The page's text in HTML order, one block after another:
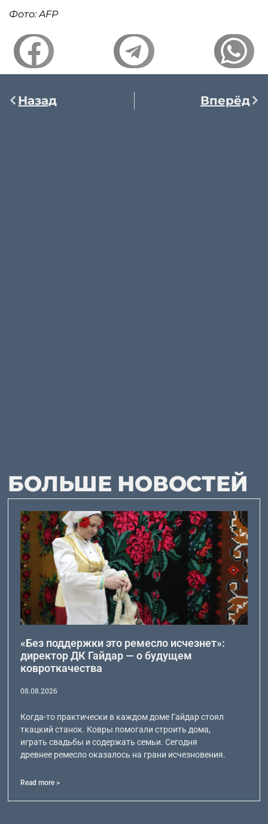
Фото: AFP
Назад Вперёд
БОЛЬШЕ НОВОСТЕЙ
«Без поддержки это ремесло исчезнет»:
директор ДК Гайдар — о будущем
ковроткачества
08.08.2026
Когда-то практически в каждом доме Гайдар стоял
ткацкий станок. Ковры помогали строить дома,
играть свадьбы и содержать семьи. Сегодня
древнее ремесло оказалось на грани исчезновения.
Read more >